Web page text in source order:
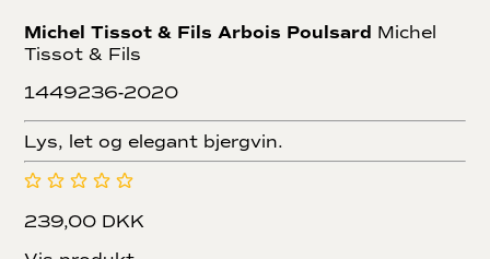
Michel Tissot & Fils Arbois Poulsard Michel
Tissot & Fils
1449236-2020
Lys, let og elegant bjergvin.
239,00 DKK